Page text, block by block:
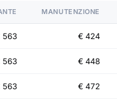
MANUTENZIONE
563 € 424
563 € 448
563 € 472